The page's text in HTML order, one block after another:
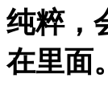
纯粹，
在里面